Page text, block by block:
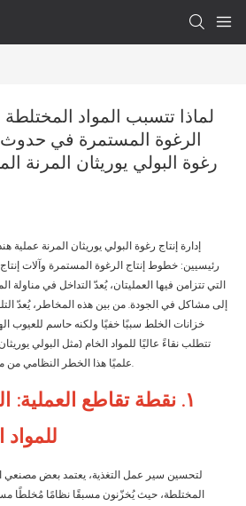
لماذا تتسبب المواد
الرغوة المستمرة في
رغوة البولي يوريثان المرنة
إدارة إنتاج رغوة البولي يوريثان المرنة
رئيسيين: خطوط إنتاج الرغوة المستمرة وآلات
التي تتزامن فيها العمليتان، يُعدّ التداخل في مناولة
إلى مشاكل في الجودة. من بين هذه المخاطر، يُعدّ
خزانات الخلط سببًا خفيًا ولكنه حاسم للعيوب
تتطلب نقاءً عاليًا للمواد الخام (مثل البولي
علميًا هذا الخطر النظامي من منظورين: الكيميائي وإدارة الإنتاج.
١. نقطة تقاطع العملية:
للمواد
لتحسين سير عمل التغذية، يعتمد بعض مصنعي
المختلطة، حيث يُخزّنون مسبقًا نظامًا مُخلطًا